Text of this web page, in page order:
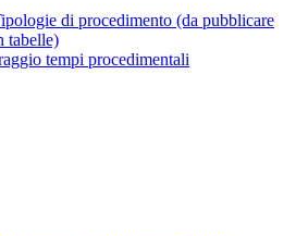
di procedimento (da pubblicare
tabelle)
tempi procedimentali